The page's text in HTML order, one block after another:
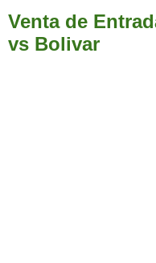
Venta de
vs Bolivar